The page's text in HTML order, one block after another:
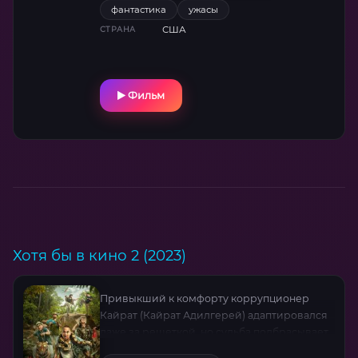
внушающий ужас? И что скрывают стены
убежища? Мэри Элизабет Уинстед и Джон
Режиссёр Дэн Трахтенберг держит зрителя
в неведении до последних кадров,
триллером и научной фантастикой.
фантастика
ужасы
СТРАНА США
Фильм
Хотя бы в кино 2 (2023)
Привыкший к комфорту коррупционер
Кайрат (Кайрат Адилгерей) адаптировался